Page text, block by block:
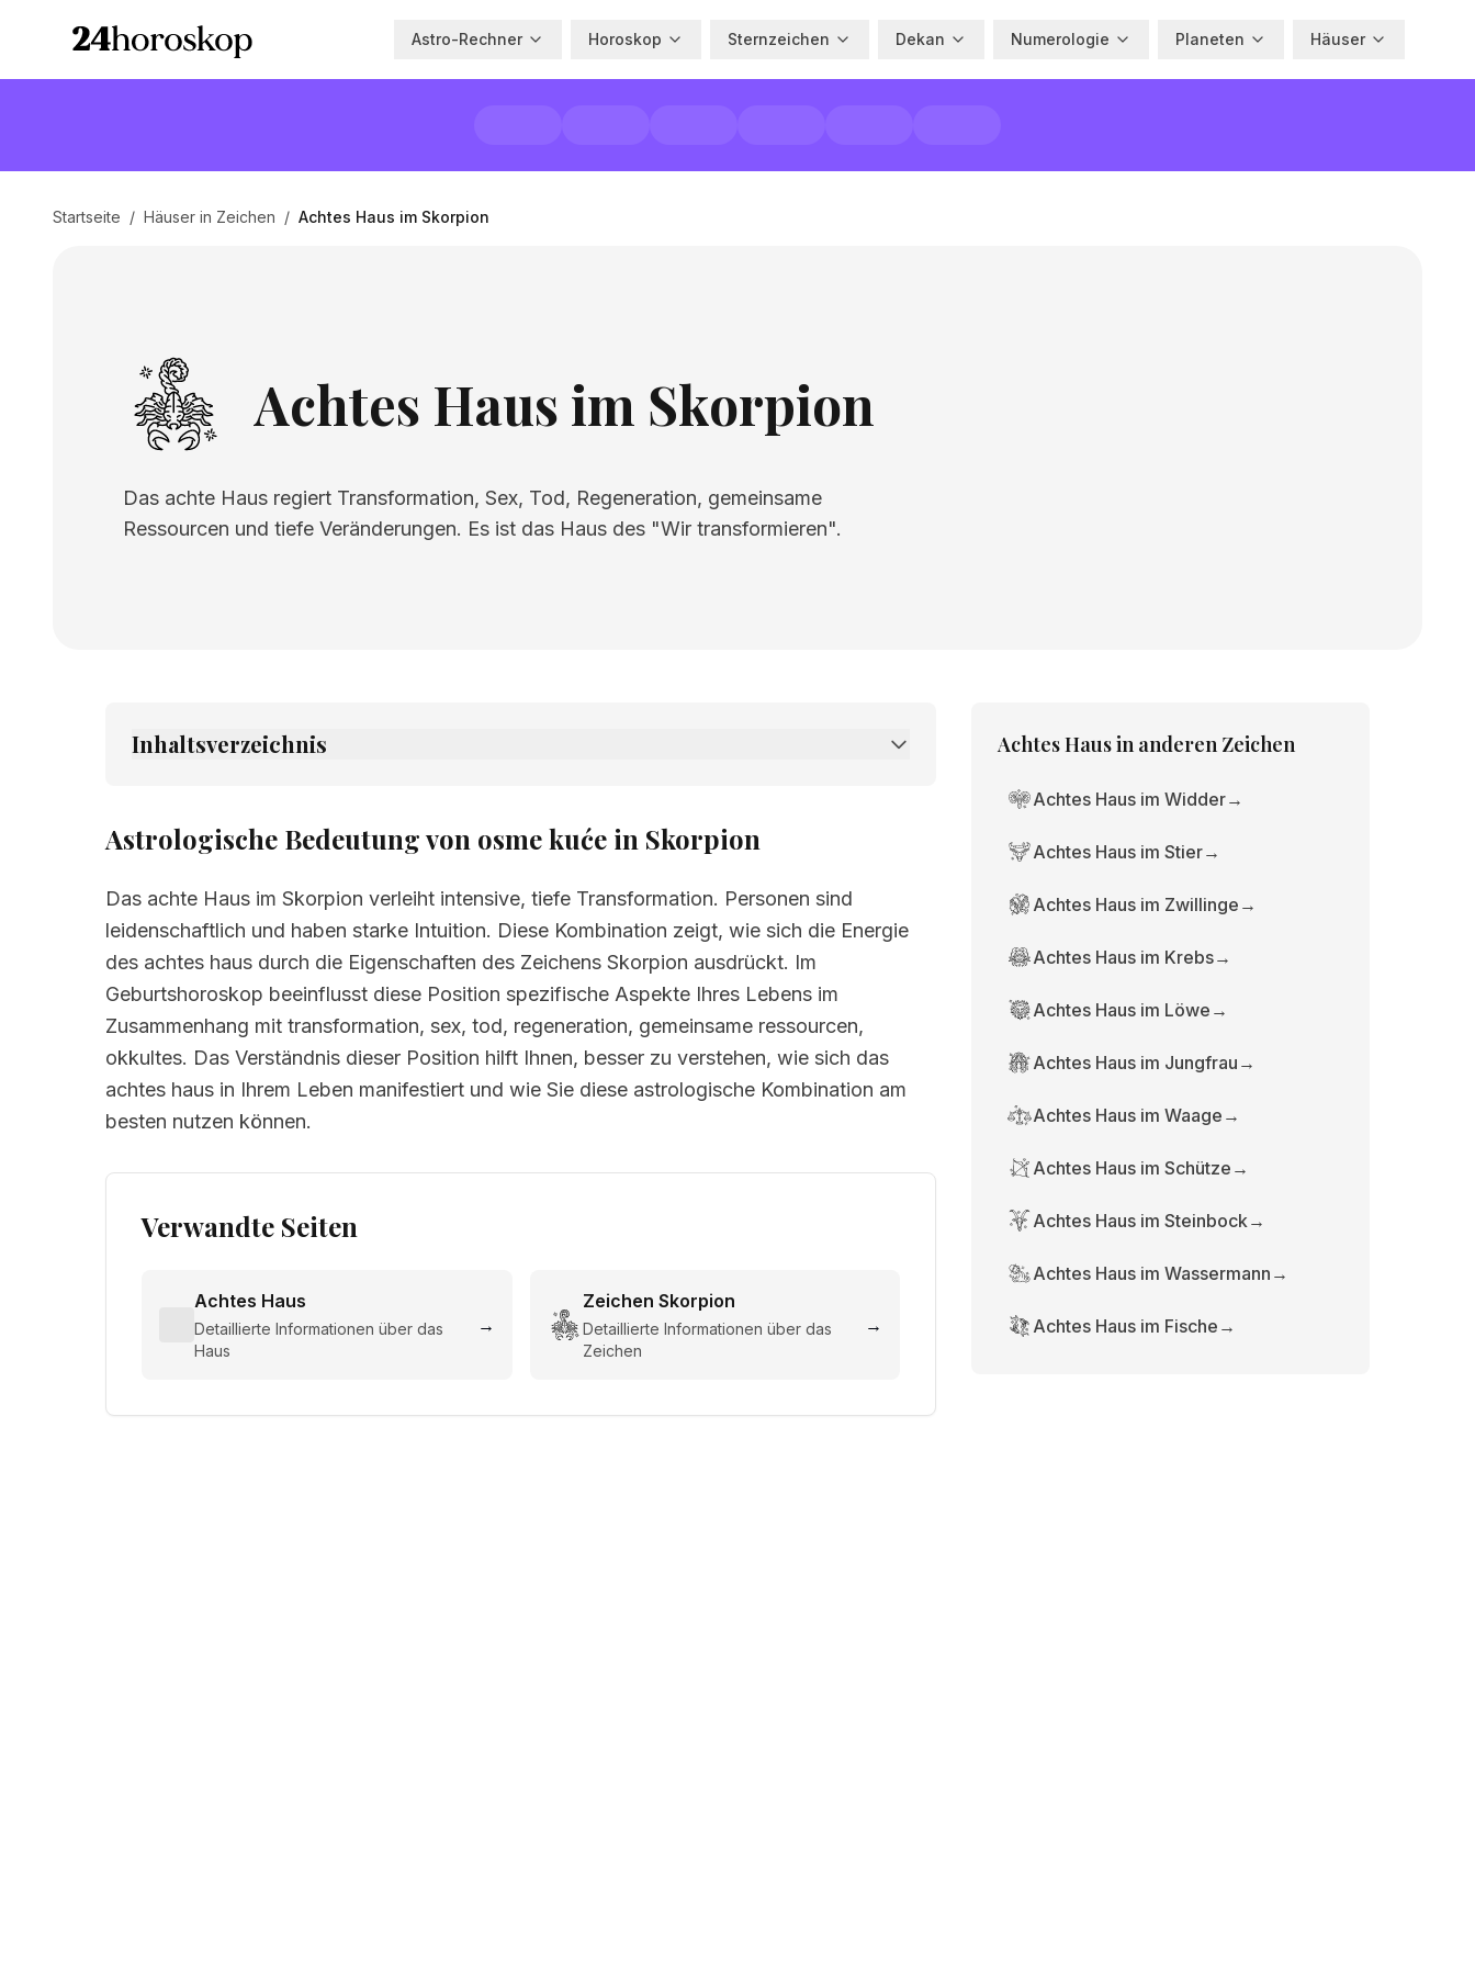
Astro-Rechner Horoskop Sternzeichen Dekan Numerologie Planeten Häuser
Startseite / Häuser in Zeichen / Achtes Haus im Skorpion
Achtes Haus im Skorpion
Das achte Haus regiert Transformation, Sex, Tod, Regeneration, gemeinsame
Ressourcen und tiefe Veränderungen. Es ist das Haus des "Wir transformieren".
Inhaltsverzeichnis
Astrologische Bedeutung von osme kuće in Skorpion
Das achte Haus im Skorpion verleiht intensive, tiefe Transformation. Personen sind
leidenschaftlich und haben starke Intuition. Diese Kombination zeigt, wie sich die Energie
des achtes haus durch die Eigenschaften des Zeichens Skorpion ausdrückt. Im
Geburtshoroskop beeinflusst diese Position spezifische Aspekte Ihres Lebens im
Zusammenhang mit transformation, sex, tod, regeneration, gemeinsame ressourcen,
okkultes. Das Verständnis dieser Position hilft Ihnen, besser zu verstehen, wie sich das
achtes haus in Ihrem Leben manifestiert und wie Sie diese astrologische Kombination am
besten nutzen können.
Verwandte Seiten
Achtes Haus
Detaillierte Informationen über das
Haus
→
Zeichen Skorpion
Detaillierte Informationen über das
Zeichen
→
Achtes Hausin anderen Zeichen
Achtes Haus im Widder→
Achtes Haus im Stier→
Achtes Haus im Zwillinge →
Achtes Haus im Krebs→
Achtes Haus im Löwe →
Achtes Haus im Jungfrau →
Achtes Haus im Waage →
Achtes Haus im Schütze →
Achtes Haus im Steinbock→
Achtes Haus im Wassermann →
Achtes Haus im Fische →